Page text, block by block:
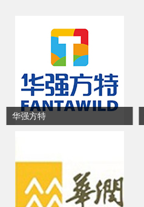
华强方特